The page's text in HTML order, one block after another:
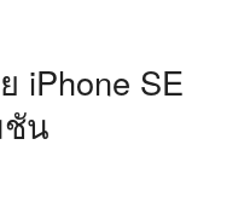
iPhone SE
น